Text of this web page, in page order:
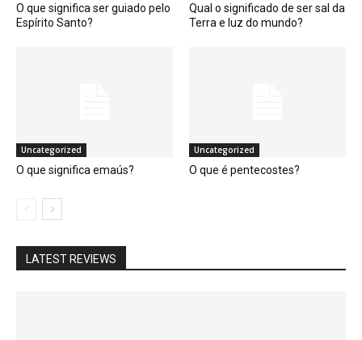
O que significa ser guiado pelo
Espírito Santo?
Qual o significado de ser sal da
Terra e luz do mundo?
Uncategorized
O que significa emaús?
Uncategorized
O que é pentecostes?
LATEST REVIEWS